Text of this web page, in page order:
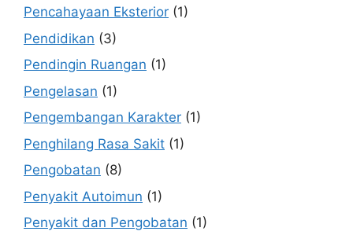
Pencahayaan Eksterior (1)
Pendidikan (3)
Pendingin Ruangan (1)
Pengelasan (1)
Pengembangan Karakter (1)
Penghilang Rasa Sakit (1)
Pengobatan (8)
Penyakit Autoimun (1)
Penyakit dan Pengobatan (1)